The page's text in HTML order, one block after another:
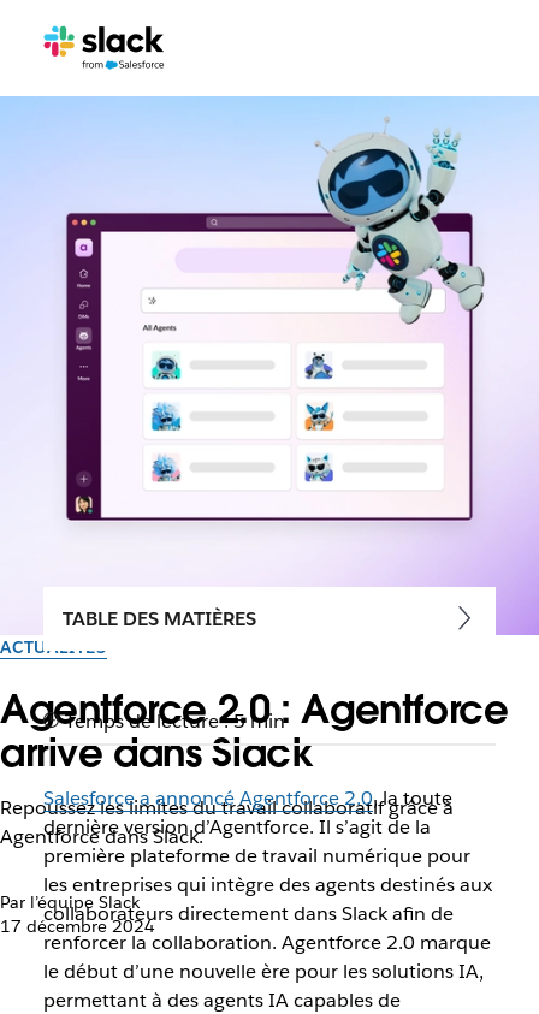
ACTUALITÉS
Agentforce 2.0 : Agentforce
arrive dans Slack
Repoussez les limites du travail collaboratif grâce à
Agentforce dans Slack.
Par l’équipe Slack
17 décembre 2024
TABLE DES MATIÈRES
Temps de lecture : 5 min
Salesforce a annoncé Agentforce 2.0, la toute
dernière version d’Agentforce. Il s’agit de la
première plateforme de travail numérique pour
les entreprises qui intègre des agents destinés aux
collaborateurs directement dans Slack afin de
renforcer la collaboration. Agentforce 2.0 marque
le début d’une nouvelle ère pour les solutions IA,
permettant à des agents IA capables de